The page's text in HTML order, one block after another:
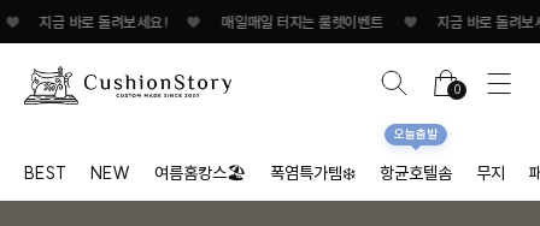
지금 바로 돌려보세요! ♥ 매일매일 터지는 룰렛이벤트 ♥ 지금 바로 돌려보
0
BEST NEW 여름홈캉스🏖 폭염특가템❄️ 항균호텔솜
오늘출발
무지